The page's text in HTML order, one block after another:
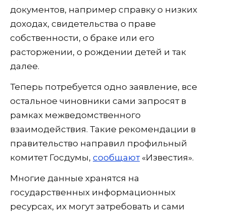
документов, например справку о низких
доходах, свидетельства о праве
собственности, о браке или его
расторжении, о рождении детей и так
далее.
Теперь потребуется одно заявление, все
остальное чиновники сами запросят в
рамках межведомственного
взаимодействия. Такие рекомендации в
правительство направил профильный
комитет Госдумы, сообщают«Известия».
Многие данные хранятся на
государственных информационных
ресурсах, их могут затребовать и сами